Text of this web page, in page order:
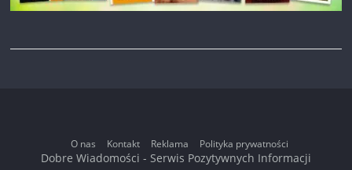
O nas Kontakt Reklama Polityka prywatności
Dobre Wiadomości - Serwis Pozytywnych Informacji